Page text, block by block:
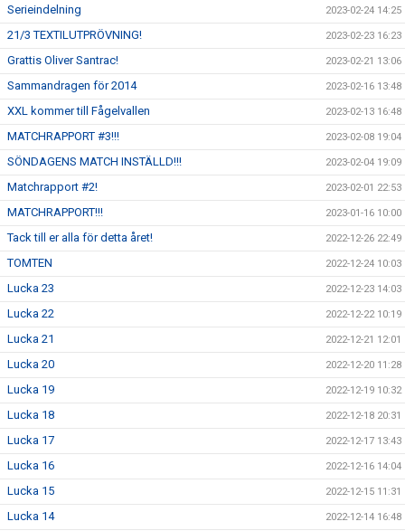
Serieindelning 2023-02-24 14:25
21/3 TEXTILUTPRÖVNING! 2023-02-23 16:23
Grattis Oliver Santrac! 2023-02-21 13:06
Sammandragen för 2014 2023-02-16 13:48
XXL kommer till Fågelvallen 2023-02-13 16:48
MATCHRAPPORT #3!!! 2023-02-08 19:04
SÖNDAGENS MATCH INSTÄLLD!!! 2023-02-04 19:09
Matchrapport #2! 2023-02-01 22:53
MATCHRAPPORT!!! 2023-01-16 10:00
Tack till er alla för detta året! 2022-12-26 22:49
TOMTEN 2022-12-24 10:03
Lucka 23 2022-12-23 14:03
Lucka 22 2022-12-22 10:19
Lucka 21 2022-12-21 12:01
Lucka 20 2022-12-20 11:28
Lucka 19 2022-12-19 10:32
Lucka 18 2022-12-18 20:31
Lucka 17 2022-12-17 13:43
Lucka 16 2022-12-16 14:04
Lucka 15 2022-12-15 11:31
Lucka 14 2022-12-14 16:48